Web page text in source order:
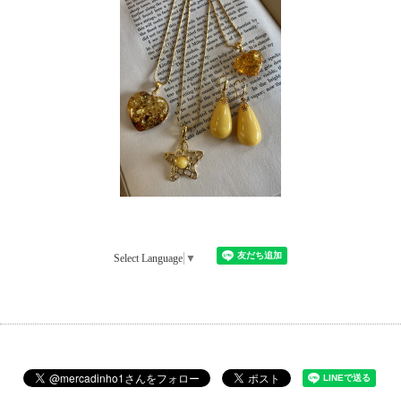
Select Language ▼